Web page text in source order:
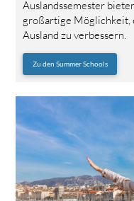
Auslandssemester
großartige Möglichkeit,
Ausland zu verbessern.
Zu den Summer Schools